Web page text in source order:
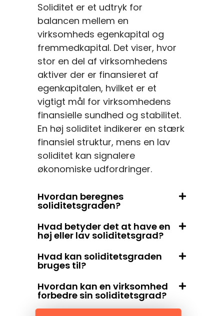
Soliditet er et udtryk for
balancen mellem en
virksomheds egenkapital og
fremmedkapital. Det viser, hvor
stor en del af virksomhedens
aktiver der er finansieret af
egenkapitalen, hvilket er et
vigtigt mål for virksomhedens
finansielle sundhed og stabilitet.
En høj soliditet indikerer en stærk
finansiel struktur, mens en lav
soliditet kan signalere
økonomiske udfordringer.
Hvordan beregnes
soliditetsgraden?
Hvad betyder det at have en
høj eller lav soliditetsgrad?
Hvad kan soliditetsgraden
bruges til?
Hvordan kan en virksomhed
forbedre sin soliditetsgrad?